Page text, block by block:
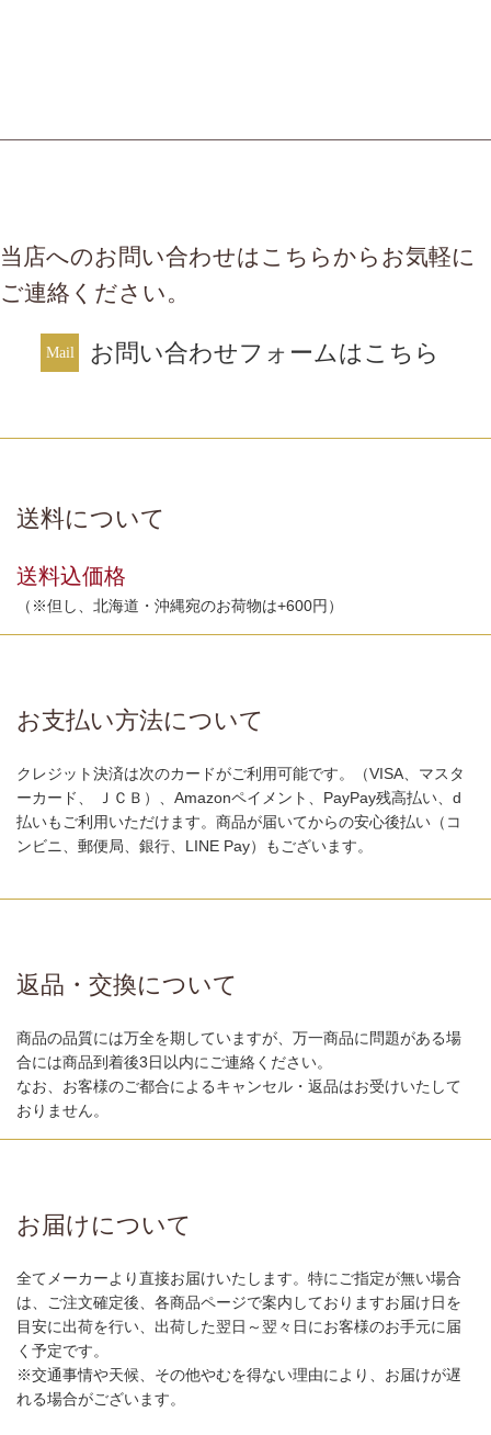
当店へのお問い合わせはこちらからお気軽に
ご連絡ください。
お問い合わせフォームはこちら
送料について
送料込価格
（※但し、北海道・沖縄宛のお荷物は+600円）
お支払い方法について
クレジット決済は次のカードがご利用可能です。（VISA、マスタ
ーカード、 ＪＣＢ）、Amazonペイメント、PayPay残高払い、d
払いもご利用いただけます。商品が届いてからの安心後払い（コ
ンビニ、郵便局、銀行、LINE Pay）もございます。
返品・交換について
商品の品質には万全を期していますが、万一商品に問題がある場
合には商品到着後3日以内にご連絡ください。
なお、お客様のご都合によるキャンセル・返品はお受けいたして
おりません。
お届けについて
全てメーカーより直接お届けいたします。特にご指定が無い場合
は、ご注文確定後、各商品ページで案内しておりますお届け日を
目安に出荷を行い、出荷した翌日～翌々日にお客様のお手元に届
く予定です。
※交通事情や天候、その他やむを得ない理由により、お届けが遅
れる場合がございます。